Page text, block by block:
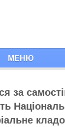
МЕНЮ
за